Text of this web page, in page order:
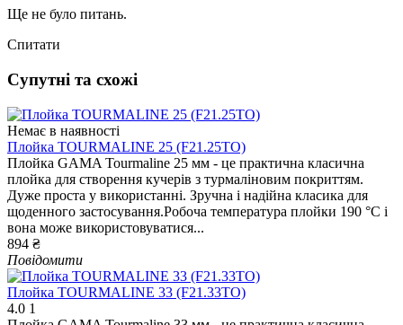
Ще не було питань.
Спитати
Супутні та схожі
Немає в наявності
Плойка TOURMALINE 25 (F21.25TO)
Плойка GAMA Tourmaline 25 мм - це практична класична
плойка для створення кучерів з турмаліновим покриттям.
Дуже проста у використанні. Зручна і надійна класика для
щоденного застосування.Робоча температура плойки 190 °C і
вона може використовуватися...
894 ₴
Повідомити
Плойка TOURMALINE 33 (F21.33TO)
4.0 1